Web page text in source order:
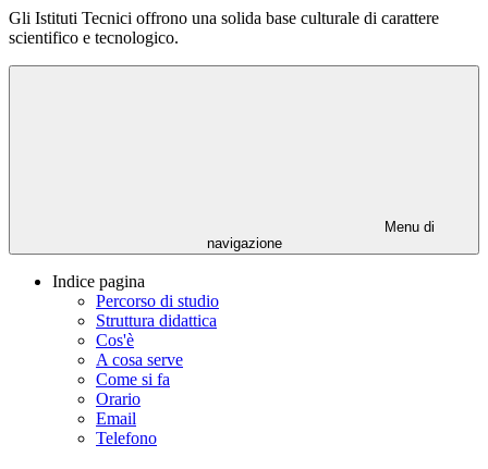
Gli Istituti Tecnici offrono una solida base culturale di carattere
scientifico e tecnologico.
Menu di
navigazione
Indice pagina
Percorso di studio
Struttura didattica
Cos'è
A cosa serve
Come si fa
Orario
Email
Telefono